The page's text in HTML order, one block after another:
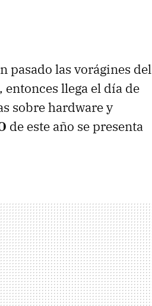
pasado las vorágines del
llega el día de
sobre hardware y
de este año se presenta